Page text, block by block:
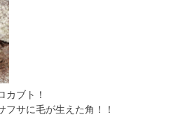
カブト！
フサに毛が生えた角！！